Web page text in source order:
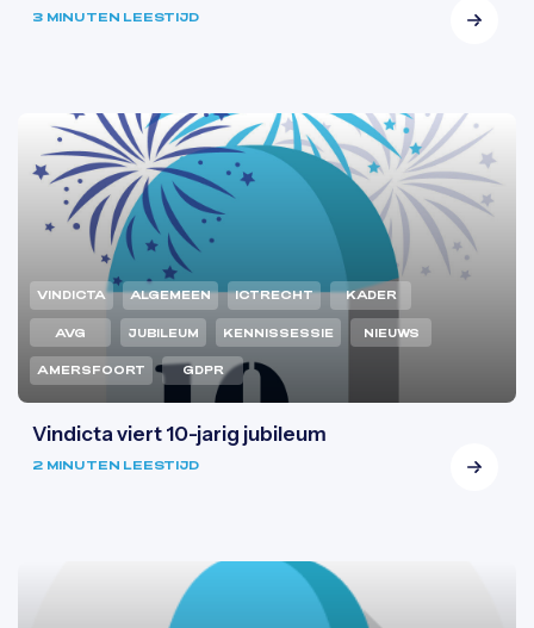
3 MINUTEN LEESTIJD
VINDICTA ALGEMEEN ICTRECHT KADER
AVG JUBILEUM KENNISSESSIE NIEUWS
AMERSFOORT GDPR
Vindicta viert 10-jarig jubileum
2 MINUTEN LEESTIJD